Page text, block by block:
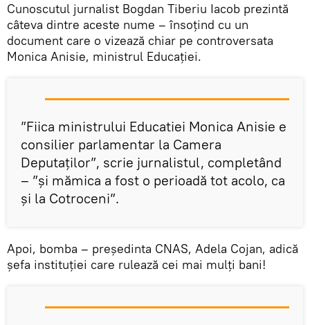
Cunoscutul jurnalist Bogdan Tiberiu Iacob prezintă
câteva dintre aceste nume – însoțind cu un
document care o vizează chiar pe controversata
Monica Anisie, ministrul Educației.
”Fiica ministrului Educatiei Monica Anisie e
consilier parlamentar la Camera
Deputaților”, scrie jurnalistul, completând
– ”și mămica a fost o perioadă tot acolo, ca
și la Cotroceni”.
Apoi, bomba – președinta CNAS, Adela Cojan, adică
șefa instituției care rulează cei mai mulți bani!